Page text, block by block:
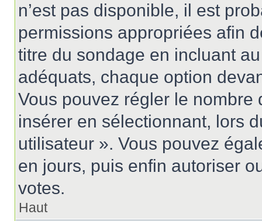
n’est pas disponible, il est
permissions appropriées afin
titre du sondage en incluant
adéquats, chaque option
Vous pouvez régler le nombre
insérer en sélectionnant, lors
utilisateur ». Vous pouvez
en jours, puis enfin autoriser
votes.
Haut